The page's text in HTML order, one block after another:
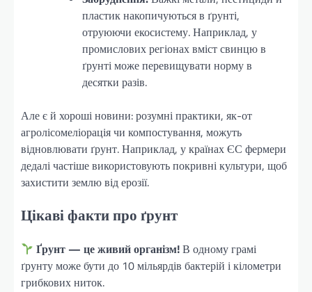
пластик накопичуються в ґрунті,
отруюючи екосистему. Наприклад, у
промислових регіонах вміст свинцю в
ґрунті може перевищувати норму в
десятки разів.
Але є й хороші новини: розумні практики, як-от
агролісомеліорація чи компостування, можуть
відновлювати ґрунт. Наприклад, у країнах ЄС фермери
дедалі частіше використовують покривні культури, щоб
захистити землю від ерозії.
Цікаві факти про ґрунт
Ґрунт — це живий організм!В одному грамі
ґрунту може бути до 10 мільярдів бактерій і кілометри
грибкових ниток.